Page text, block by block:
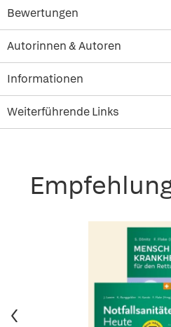
Bewertungen
Autorinnen & Autoren
Informationen
Weiterführende Links